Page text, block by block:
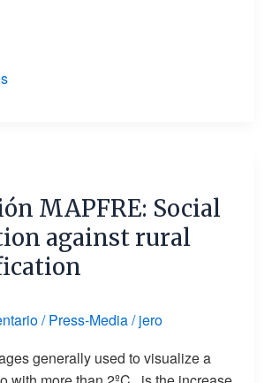
MAPFRE: Social
against rural
/Press-Media/jero
generally used to visualize a